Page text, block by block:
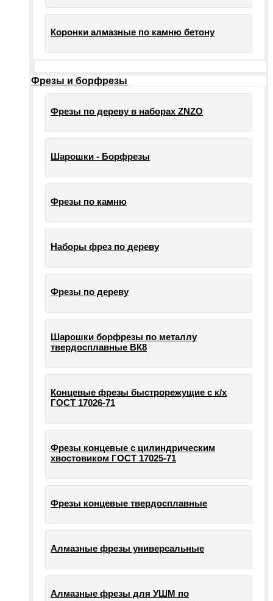
Коронки алмазные по камню бетону
Фрезы и борфрезы
Фрезы по дереву в наборах ZNZO
Шарошки - Борфрезы
Фрезы по камню
Наборы фрез по дереву
Фрезы по дереву
Шарошки борфрезы по металлу
твердосплавные ВК8
Концевые фрезы быстрорежущие с к/х
ГОСТ 17026-71
Фрезы концевые с цилиндрическим
хвостовиком ГОСТ 17025-71
Фрезы концевые твердосплавные
Алмазные фрезы универсальные
Алмазные фрезы для УШМ по